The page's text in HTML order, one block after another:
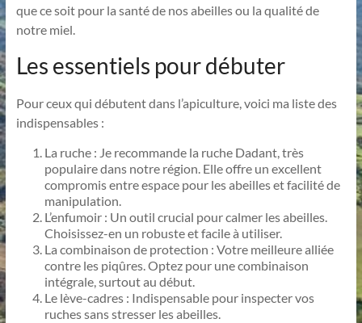
que ce soit pour la santé de nos abeilles ou la qualité de
notre miel.
Les essentiels pour débuter
Pour ceux qui débutent dans l’apiculture, voici ma liste des
indispensables :
La ruche : Je recommande la ruche Dadant, très
populaire dans notre région. Elle offre un excellent
compromis entre espace pour les abeilles et facilité de
manipulation.
L’enfumoir : Un outil crucial pour calmer les abeilles.
Choisissez-en un robuste et facile à utiliser.
La combinaison de protection : Votre meilleure alliée
contre les piqûres. Optez pour une combinaison
intégrale, surtout au début.
Le lève-cadres : Indispensable pour inspecter vos
ruches sans stresser les abeilles.